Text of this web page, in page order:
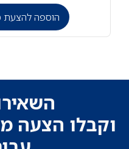
הוספה להצעת
וקבלו הצעה